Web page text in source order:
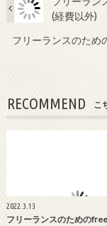
(経費以外)
フリーランスのた
RECOMMEND こ
2022.3.13
フリーランスのための